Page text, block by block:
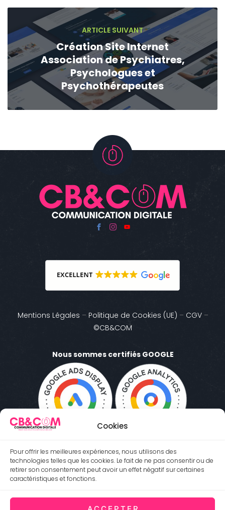
Cookies
Pour offrir les meilleures expériences, nous utilisons des
technologies telles que les cookies. Le fait de ne pas consentir ou de
retirer son consentement peut avoir un effet négatif sur certaines
caractéristiques et fonctions.
ARTICLE SUIVANT
Création Site Internet
Association de Psychiatres,
Psychologues et
Psychothérapeutes
Mentions Légales – Politique de Cookies (UE) – CGV–
©CB&COM
Nous sommes certifiés GOOGLE